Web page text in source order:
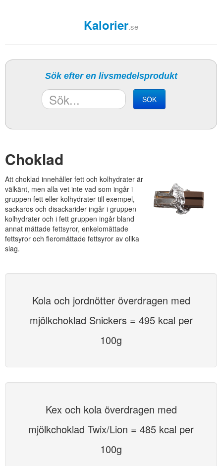
Kalorier.se
Sök efter en livsmedelsprodukt
SÖK
Choklad
Att choklad innehåller fett och kolhydrater är
välkänt, men alla vet inte vad som ingår i
gruppen fett eller kolhydrater till exempel,
sackaros och disackarider ingår i gruppen
kolhydrater och i fett gruppen ingår bland
annat mättade fettsyror, enkelomättade
fettsyror och fleromättade fettsyror av olika
slag.
Kola och jordnötter överdragen med
mjölkchoklad Snickers = 495 kcal per
100g
Kex och kola överdragen med
mjölkchoklad Twix/Lion = 485 kcal per
100g